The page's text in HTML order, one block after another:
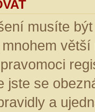
musíte
jste se
a